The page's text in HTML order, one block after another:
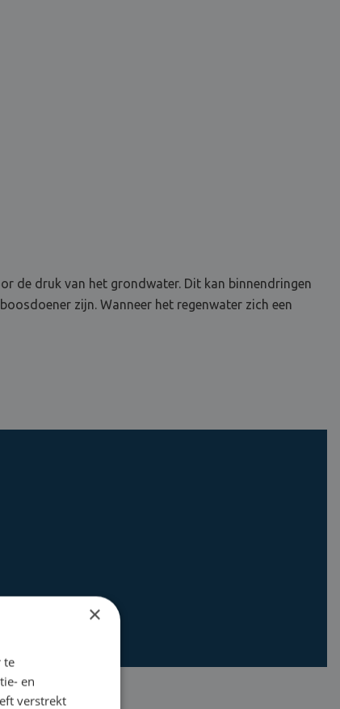
de druk van het grondwater. Dit kan binnendringen
zijn. Wanneer het regenwater zich een
×
te
en
verstrekt